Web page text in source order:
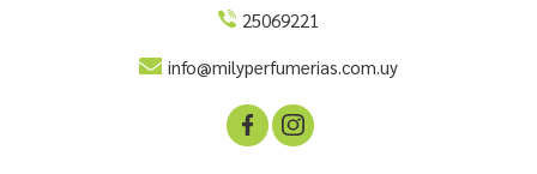
25069221
info@milyperfumerias.com.uy